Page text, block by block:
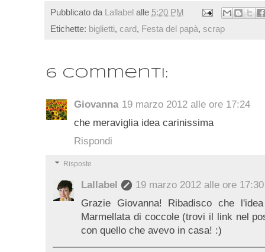
Pubblicato da Lallabel alle 5:20 PM
Etichette: biglietti, card, Festa del papà, scrap
6 commenti:
Giovanna 19 marzo 2012 alle ore 17:24
che meraviglia idea carinissima
Rispondi
Risposte
Lallabel
19 marzo 2012 alle ore 17:30
Grazie Giovanna! Ribadisco che
Marmellata di coccole (trovi il link nel
con quello che avevo in casa! :)